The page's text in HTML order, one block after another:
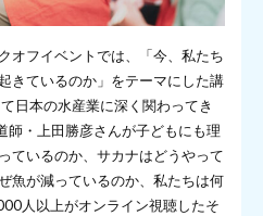
オフイベントでは、「今、私たち
きているのか」をテーマにした講
日本の水産業に深く関わってき
師・上田勝彦さんが子どもにも理
ているのか、サカナはどうやって
魚が減っているのか、私たちは何
人以上がオンライン視聴したそ